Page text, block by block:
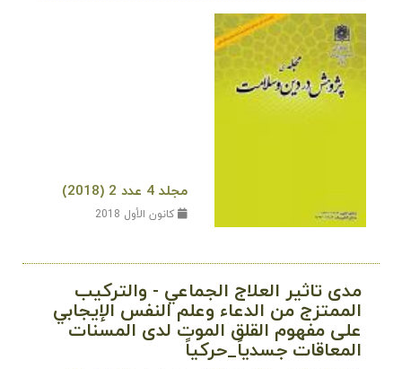
مجلد 4 عدد 2 (2018)
كانون الأول 2018
مدى تاثير العلاج الجماعي - والتركيب
الممتزج من الدعاء وعلم النفس الإيجابي
على مفهوم القلق الموت لدى المسنات
المعاقات جسدياً_حركياً